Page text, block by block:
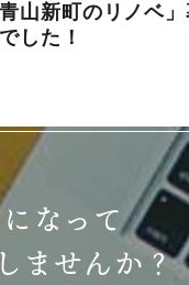
山新町のリノベ
した！
になって
ませんか？